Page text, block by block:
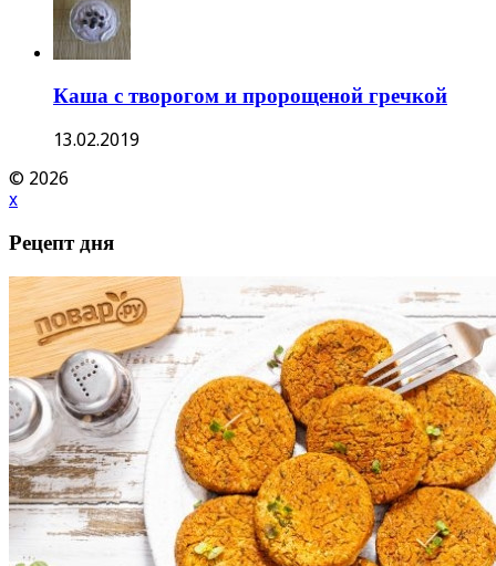
Каша с творогом и пророщеной гречкой
13.02.2019
© 2026
x
Рецепт дня